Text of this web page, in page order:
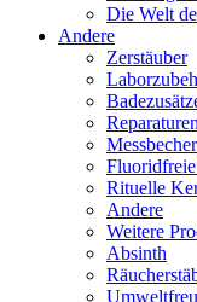
Die Welt
Andere
Zerstäuber
Rituelle
Andere
Weitere
Absinth